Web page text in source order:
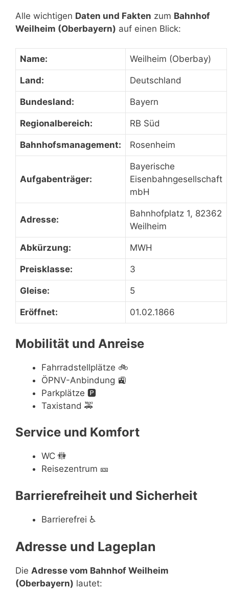
Alle wichtigen Daten und Fakten zum Bahnhof
Weilheim (Oberbayern) auf einen Blick:
Name: Weilheim (Oberbay)
Land: Deutschland
Bundesland: Bayern
Regionalbereich: RB Süd
Bahnhofsmanagement: Rosenheim
Aufgabenträger:
Bayerische
Eisenbahngesellschaft
mbH
Adresse:
Bahnhofplatz 1, 82362
Weilheim
Abkürzung: MWH
Preisklasse: 3
Gleise: 5
Eröffnet: 01.02.1866
Mobilität und Anreise
Fahrradstellplätze 🚲
ÖPNV-Anbindung 🚉
Parkplätze 🅿️
Taxistand 🚕
Service und Komfort
WC 🚻
Reisezentrum 🎫
Barrierefreiheit und Sicherheit
Barrierefrei ♿
Adresse und Lageplan
Die Adresse vom Bahnhof Weilheim
(Oberbayern) lautet: